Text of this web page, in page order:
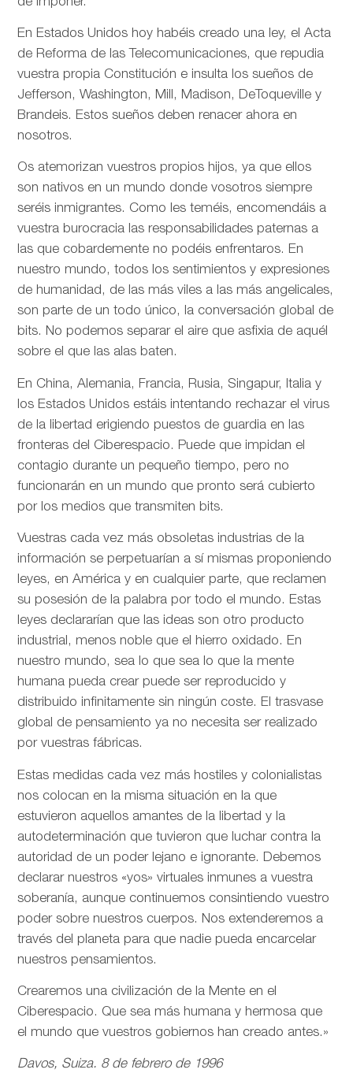
En Estados Unidos hoy habéis creado una ley, el Acta
de Reforma de las Telecomunicaciones, que repudia
vuestra propia Constitución e insulta los sueños de
Jefferson, Washington, Mill, Madison, DeToqueville y
Brandeis. Estos sueños deben renacer ahora en
nosotros.
Os atemorizan vuestros propios hijos, ya que ellos
son nativos en un mundo donde vosotros siempre
seréis inmigrantes. Como les teméis, encomendáis a
vuestra burocracia las responsabilidades paternas a
las que cobardemente no podéis enfrentaros. En
nuestro mundo, todos los sentimientos y expresiones
de humanidad, de las más viles a las más angelicales,
son parte de un todo único, la conversación global de
bits. No podemos separar el aire que asfixia de aquél
sobre el que las alas baten.
En China, Alemania, Francia, Rusia, Singapur, Italia y
los Estados Unidos estáis intentando rechazar el virus
de la libertad erigiendo puestos de guardia en las
fronteras del Ciberespacio. Puede que impidan el
contagio durante un pequeño tiempo, pero no
funcionarán en un mundo que pronto será cubierto
por los medios que transmiten bits.
Vuestras cada vez más obsoletas industrias de la
información se perpetuarían a sí mismas proponiendo
leyes, en América y en cualquier parte, que reclamen
su posesión de la palabra por todo el mundo. Estas
leyes declararían que las ideas son otro producto
industrial, menos noble que el hierro oxidado. En
nuestro mundo, sea lo que sea lo que la mente
humana pueda crear puede ser reproducido y
distribuido infinitamente sin ningún coste. El trasvase
global de pensamiento ya no necesita ser realizado
por vuestras fábricas.
Estas medidas cada vez más hostiles y colonialistas
nos colocan en la misma situación en la que
estuvieron aquellos amantes de la libertad y la
autodeterminación que tuvieron que luchar contra la
autoridad de un poder lejano e ignorante. Debemos
declarar nuestros «yos» virtuales inmunes a vuestra
soberanía, aunque continuemos consintiendo vuestro
poder sobre nuestros cuerpos. Nos extenderemos a
través del planeta para que nadie pueda encarcelar
nuestros pensamientos.
Crearemos una civilización de la Mente en el
Ciberespacio. Que sea más humana y hermosa que
el mundo que vuestros gobiernos han creado antes.»
Davos, Suiza. 8 de febrero de 1996